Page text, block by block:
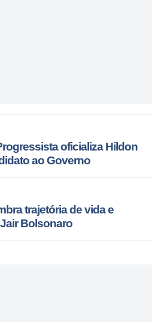
oficializa Hildon
ao Governo
trajetória de vida e
Bolsonaro